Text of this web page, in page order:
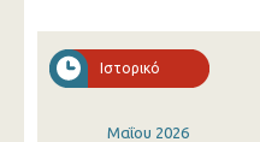
Ιστορικό
Μαΐου 2026